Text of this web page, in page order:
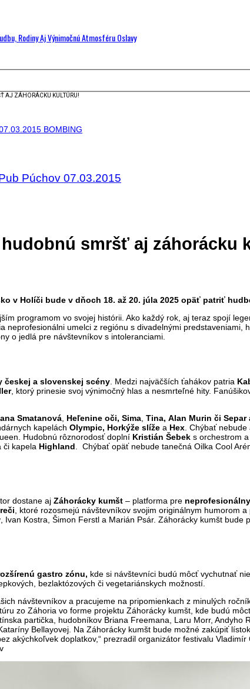
Rodiny Aj Výnimočnú Atmosféru Oslavy
AJ ZÁHORÁCKU KULTÚRU!
Púchov 07.03.2015
smršť aj záhorácku
v Holíči bude v dňoch 18. až 20. júla 2025 opäť patriť
programom vo svojej histórii. Ako každý rok, aj teraz spojí
neprofesionálni umelci z regiónu s divadelnými predstaveniami,
o jedlá pre návštevníkov s intoleranciami.
českej a slovenskej scény . Medzi najväčších ťahákov patria
, ktorý prinesie svoj výnimočný hlas a nesmrteľné hity.
Smatanová Heľenine oči, Sima Tina, Alan Murin či Separ
kapelách Olympic, Horkýže slíže a Hex . Chýbať
Hudobnú rôznorodosť doplní Kristián Šebek s orchestrom
či kapela Highland . Chýbať opäť nebude tanečná Oilka Cool
dostane aj Záhorácky kumšt – platforma pre
, ktoré rozosmejú návštevníkov svojim originálnym humorom
Ivan Kostra, Šimon Ferstl a Marián Psár. Záhorácky kumšt
gastro zónu, kde si návštevníci budú môcť vychutnať
bezlaktózových či vegetariánskych možností.
návštevníkov a pracujeme na pripomienkach z minulých
zo Záhoria vo forme projektu Záhorácky kumšt, kde budú
partička, hudobníkov Briana Freemana, Laru Morr, Andyho
Bellayovej. Na Záhorácky kumšt bude možné zakúpiť
akýchkoľvek doplatkov,“ prezradil organizátor festivalu